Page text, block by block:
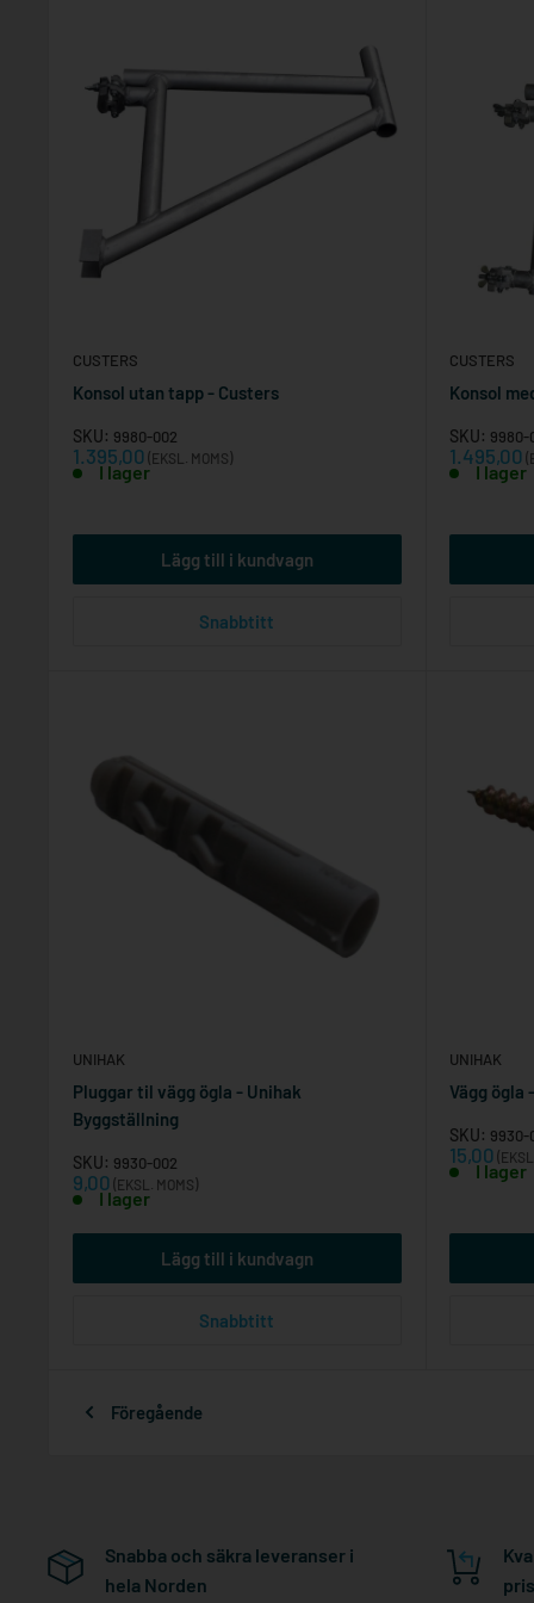
CUSTERS
Konsol utan tapp - Custers
SKU: 9980-002
Reapris
1.395,00 (EKSL. MOMS)
I lager
Lägg till i kundvagn
Snabbtitt
CUSTERS
Konsol
SKU: 9980-
Reapris
1.495,00
I lager
UNIHAK
Pluggar til vägg ögla - Unihak
Byggställning
SKU: 9930-002
Reapris
9,00 (EKSL. MOMS)
I lager
Lägg till i kundvagn
Snabbtitt
UNIHAK
Vägg ögla
SKU: 9930-
Reapris
15,00
I lager
Föregående
Snabba och säkra leveranser i
hela Norden